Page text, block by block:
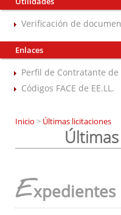
Verificación de
Enlaces
Perfil de Contratante de
Códigos FACE de EE.LL.
Inicio > Últimas licitaciones
Expedientes